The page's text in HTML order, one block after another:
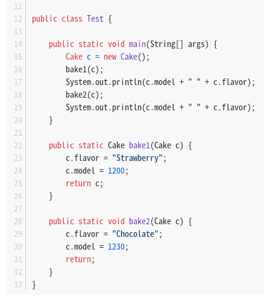
public class Test {
public static void main(String[] args) {
Cake c = new Cake();
        bake1(c);
        System.out.println(c.model +
" " + c.flavor);
        bake2(c);
        System.out.println(c.model +
" " + c.flavor);
    }
public static Cake bake1(Cake c) {
        c.flavor =
"Strawberry";
        c.model =
1200;
return c;
    }
public static void bake2(Cake c) {
        c.flavor =
"Chocolate";
        c.model =
1230;
return;
    }
}